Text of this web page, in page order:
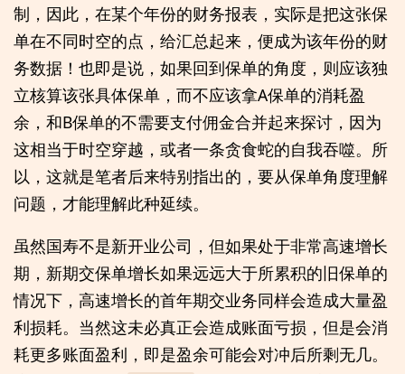
制，因此，在某个年份的财务报表，实际是把这张保
单在不同时空的点，给汇总起来，便成为该年份的财
务数据！也即是说，如果回到保单的角度，则应该独
立核算该张具体保单，而不应该拿A保单的消耗盈
余，和B保单的不需要支付佣金合并起来探讨，因为
这相当于时空穿越，或者一条贪食蛇的自我吞噬。所
以，这就是笔者后来特别指出的，要从保单角度理解
问题，才能理解此种延续。
虽然国寿不是新开业公司，但如果处于非常高速增长
期，新期交保单增长如果远远大于所累积的旧保单的
情况下，高速增长的首年期交业务同样会造成大量盈
利损耗。当然这未必真正会造成账面亏损，但是会消
耗更多账面盈利，即是盈余可能会对冲后所剩无几。